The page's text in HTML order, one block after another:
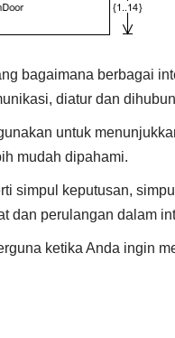
bagaimana berbagai
diatur dan
untuk
mudah dipahami.
simpul keputusan,
dan perulangan dalam
ketika Anda ingin